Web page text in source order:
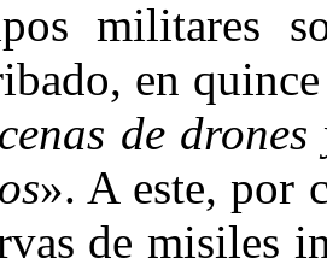
militares
en
de
». A este, por
de misiles